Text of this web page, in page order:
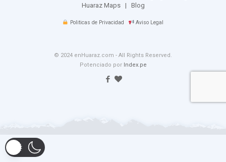
Huaraz Maps| Blog
Politicas de Privacidad Aviso Legal
© 2024 enHuaraz.com - All Rights Reserved.
Potenciado por Index.pe